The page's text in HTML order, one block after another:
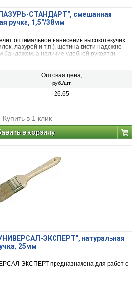
СТАНДАРТ", смешанная
ручка, 1,5"/38мм
оптимальное нанесение высокотекучих
лазурей и т.п.), щетина кисти надежно
бандажом, а наличие удобной рукоятки
Оптовая цена,
руб./шт.
26.65
Купить в 1 клик
в корзину
ЭКСПЕРТ″, натуральная
25мм
ЭКСПЕРТ предназначена для работ с